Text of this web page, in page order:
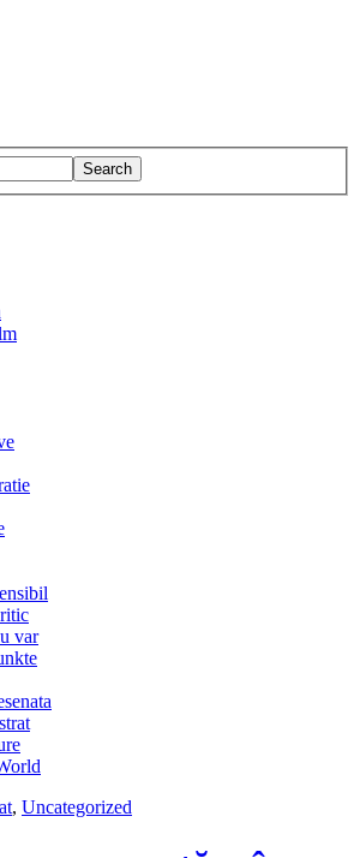
var
, Uncategorized